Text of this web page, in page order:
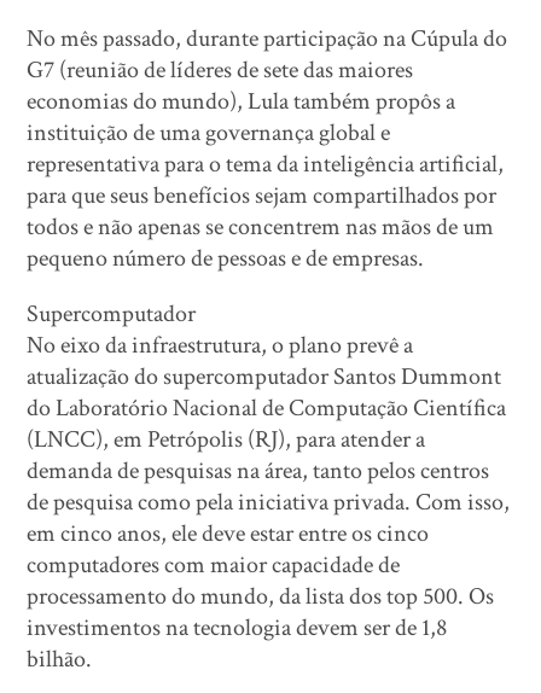
No mês passado, durante participação na Cúpula do
G7 (reunião de líderes de sete das maiores
economias do mundo), Lula também propôs a
instituição de uma governança global e
representativa para o tema da inteligência artificial,
para que seus benefícios sejam compartilhados por
todos e não apenas se concentrem nas mãos de um
pequeno número de pessoas e de empresas.
Supercomputador
No eixo da infraestrutura, o plano prevê a
atualização do supercomputador Santos Dummont
do Laboratório Nacional de Computação Científica
(LNCC), em Petrópolis (RJ), para atender a
demanda de pesquisas na área, tanto pelos centros
de pesquisa como pela iniciativa privada. Com isso,
em cinco anos, ele deve estar entre os cinco
computadores com maior capacidade de
processamento do mundo, da lista dos top 500. Os
investimentos na tecnologia devem ser de 1,8
bilhão.